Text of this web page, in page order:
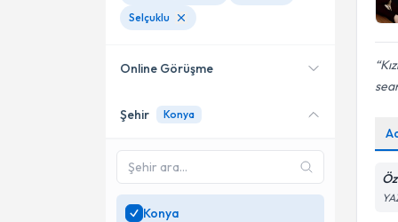
Selçuklu
Online Görüşme
Online danışmanlık sunan
SadeceKonya
uzman ara
Şehir Konya
Konya